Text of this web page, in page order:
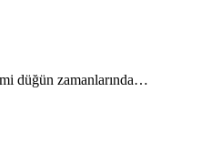
düğün zamanlarında…